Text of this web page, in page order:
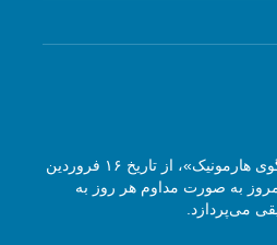
مجله آنلاین موسیقی «گفتگوی هارمونیک»، از تاریخ ۱۶ فروردین
تا امروز به صورت مداوم هر روز به
می‌پردازد.